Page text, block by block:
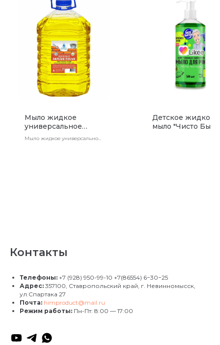
Мыло жидкое
универсальное
строительное 5л
Мыло жидкое универсальное
Детское жидкое
мыло "Чисто
Контакты
Телефоны: +7 (928) 950-99-10 +7(86554) 6−30−25
Адрес: 357100, Ставропольский край, г. Невинномысск,
ул.Спартака 27
Почта: himproduct@mail.ru
Режим работы: Пн-Пт: 8:00 — 17:00